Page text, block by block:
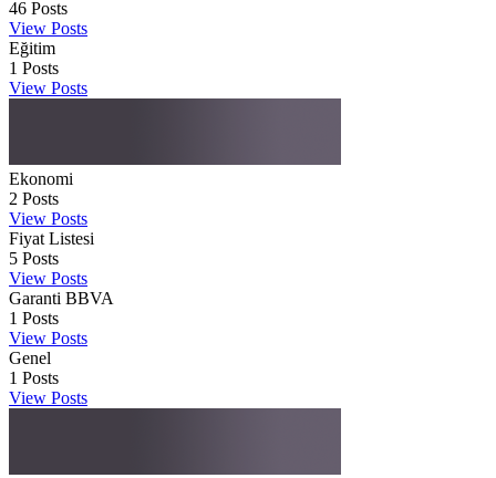
46 Posts
View Posts
Eğitim
1 Posts
View Posts
Ekonomi
2 Posts
View Posts
Fiyat Listesi
5 Posts
View Posts
Garanti BBVA
1 Posts
View Posts
Genel
1 Posts
View Posts